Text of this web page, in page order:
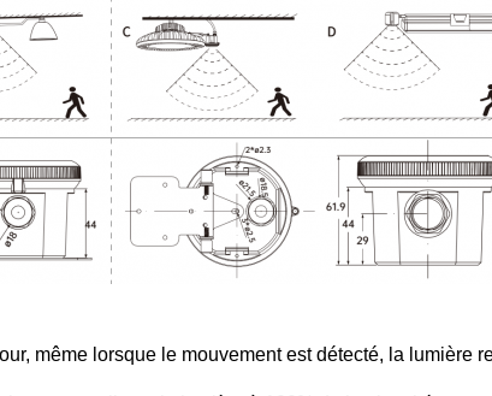
même lorsque le mouvement est détecté, la lumière